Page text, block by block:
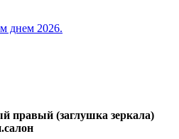
днем 2026.
правый (заглушка зеркала)